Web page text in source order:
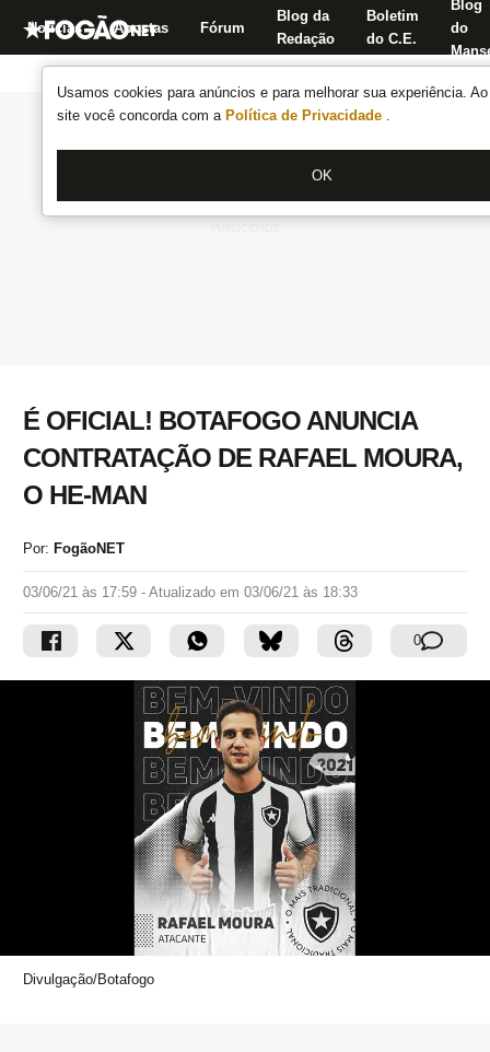
Usamos cookies para anúncios e para melhorar sua experiência.
site você concorda com a Política de Privacidade .
OK
Notícias Apostas Fórum
Blog da
Redação
Boletim
do C.E.
Blog
do
É OFICIAL! BOTAFOGO ANUNCIA
CONTRATAÇÃO DE RAFAEL MOURA,
O HE-MAN
Por: FogãoNET
03/06/21 às 17:59 - Atualizado em 03/06/21 às 18:33
0
Divulgação/Botafogo